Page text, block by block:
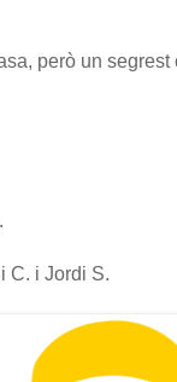
però un
C. i Jordi S.